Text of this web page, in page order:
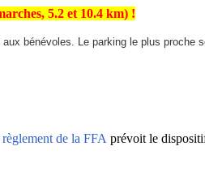
5.2 et 10.4 km) !
bénévoles. Le parking le plus proche
règlement de la FFA prévoit le